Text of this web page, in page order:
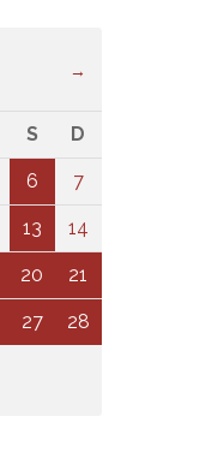
→
S D
6 7
13 14
20 21
27 28